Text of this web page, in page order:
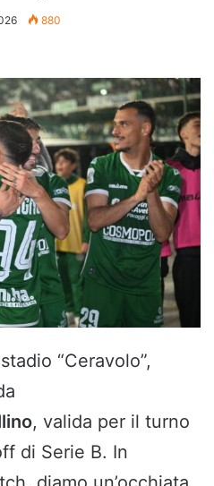
880
“Ceravolo”,
, valida per il turno
di Serie B. In